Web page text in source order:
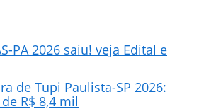
PA 2026 saiu! veja Edital e
de Tupi Paulista-SP 2026:
R$ 8,4 mil